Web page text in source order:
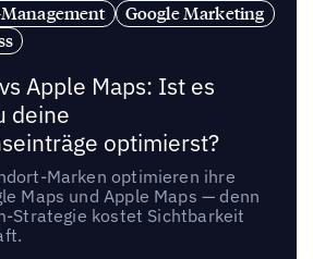
Google Marketing
Apple Maps: Ist es
deine
optimierst?
Marken optimieren ihre
Maps und Apple Maps — denn
Strategie kostet Sichtbarkeit